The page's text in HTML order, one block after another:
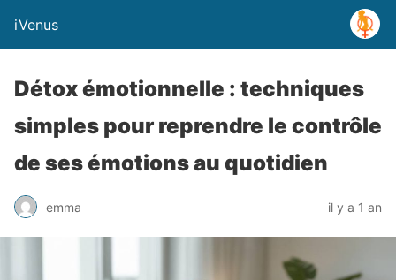
iVenus
Détox émotionnelle : techniques
simples pour reprendre le contrôle
de ses émotions au quotidien
emma il y a 1 an